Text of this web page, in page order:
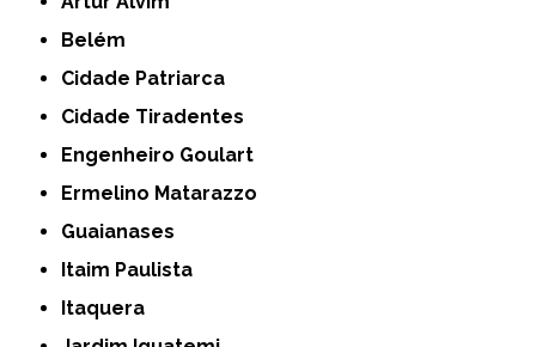
Belém
Cidade Patriarca
Cidade Tiradentes
Engenheiro Goulart
Ermelino Matarazzo
Guaianases
Itaim Paulista
Itaquera